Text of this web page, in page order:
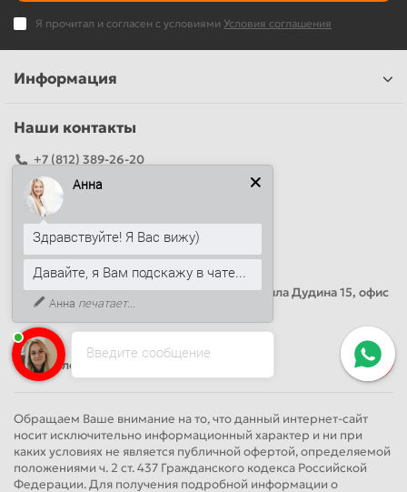
Я прочитал и согласен с условиями Условия соглашения
Информация
Наши контакты
+7 (812) 389-26-20
+7 (499) 444-14-71
info@sandwichpanelsvspb.ru
Наш адрес
Офис продаж
Адрес: Россия, Санкт-Петербург, Михаила Дудина 15, офис
41
Круглосуточно
Обращаем Ваше внимание на то, что данный интернет-сайт
носит исключительно информационный характер и ни при
каких условиях не является публичной офертой, определяемой
положениями ч. 2 ст. 437 Гражданского кодекса Российской
Федерации. Для получения подробной информации о
Введите сообщение
Анна
Здравствуйте! Я Вас вижу)
Давайте, я Вам подскажу в чате...
Анна печатает...